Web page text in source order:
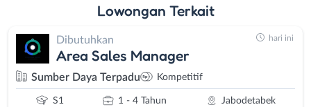
Lowongan Terkait
Dibutuhkan
Area Sales Manager
Sumber Daya Terpadu Kompetitif
S1 1 - 4 Tahun Jabodetabek
hari ini